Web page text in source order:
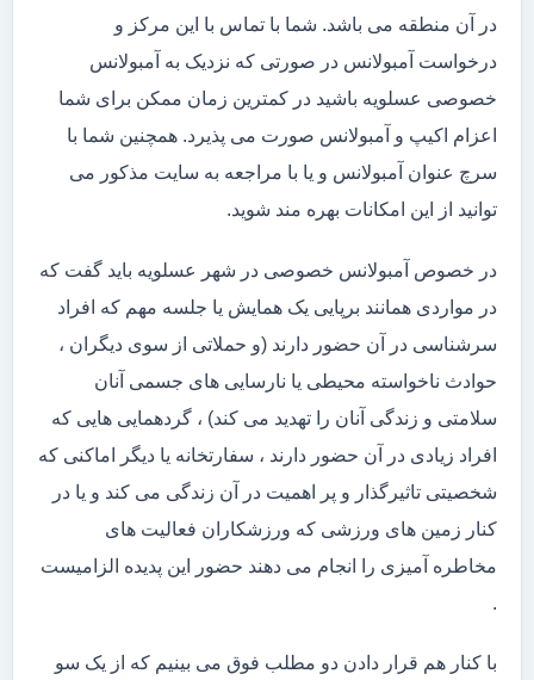
در آن منطقه می باشد. شما با تماس با این مرکز و
درخواست آمبولانس در صورتی که نزدیک به آمبولانس
خصوصی عسلویه باشید در کمترین زمان ممکن برای شما
اعزام اکیپ و آمبولانس صورت می پذیرد. همچنین شما با
سرچ عنوان آمبولانس و یا با مراجعه به سایت مذکور می
توانید از این امکانات بهره مند شوید.
در خصوص آمبولانس خصوصی در شهر عسلویه باید گفت که
در مواردی همانند برپایی یک همایش یا جلسه مهم که افراد
سرشناسی در آن حضور دارند (و حملاتی از سوی دیگران ،
حوادث ناخواسته محیطی یا نارسایی های جسمی آنان
سلامتی و زندگی آنان را تهدید می کند) ، گردهمایی هایی که
افراد زیادی در آن حضور دارند ، سفارتخانه یا دیگر اماکنی که
شخصیتی تاثیرگذار و پر اهمیت در آن زندگی می کند و یا در
کنار زمین های ورزشی که ورزشکاران فعالیت های
مخاطره آمیزی را انجام می دهند حضور این پدیده الزامیست
.
با کنار هم قرار دادن دو مطلب فوق می بینیم که از یک سو